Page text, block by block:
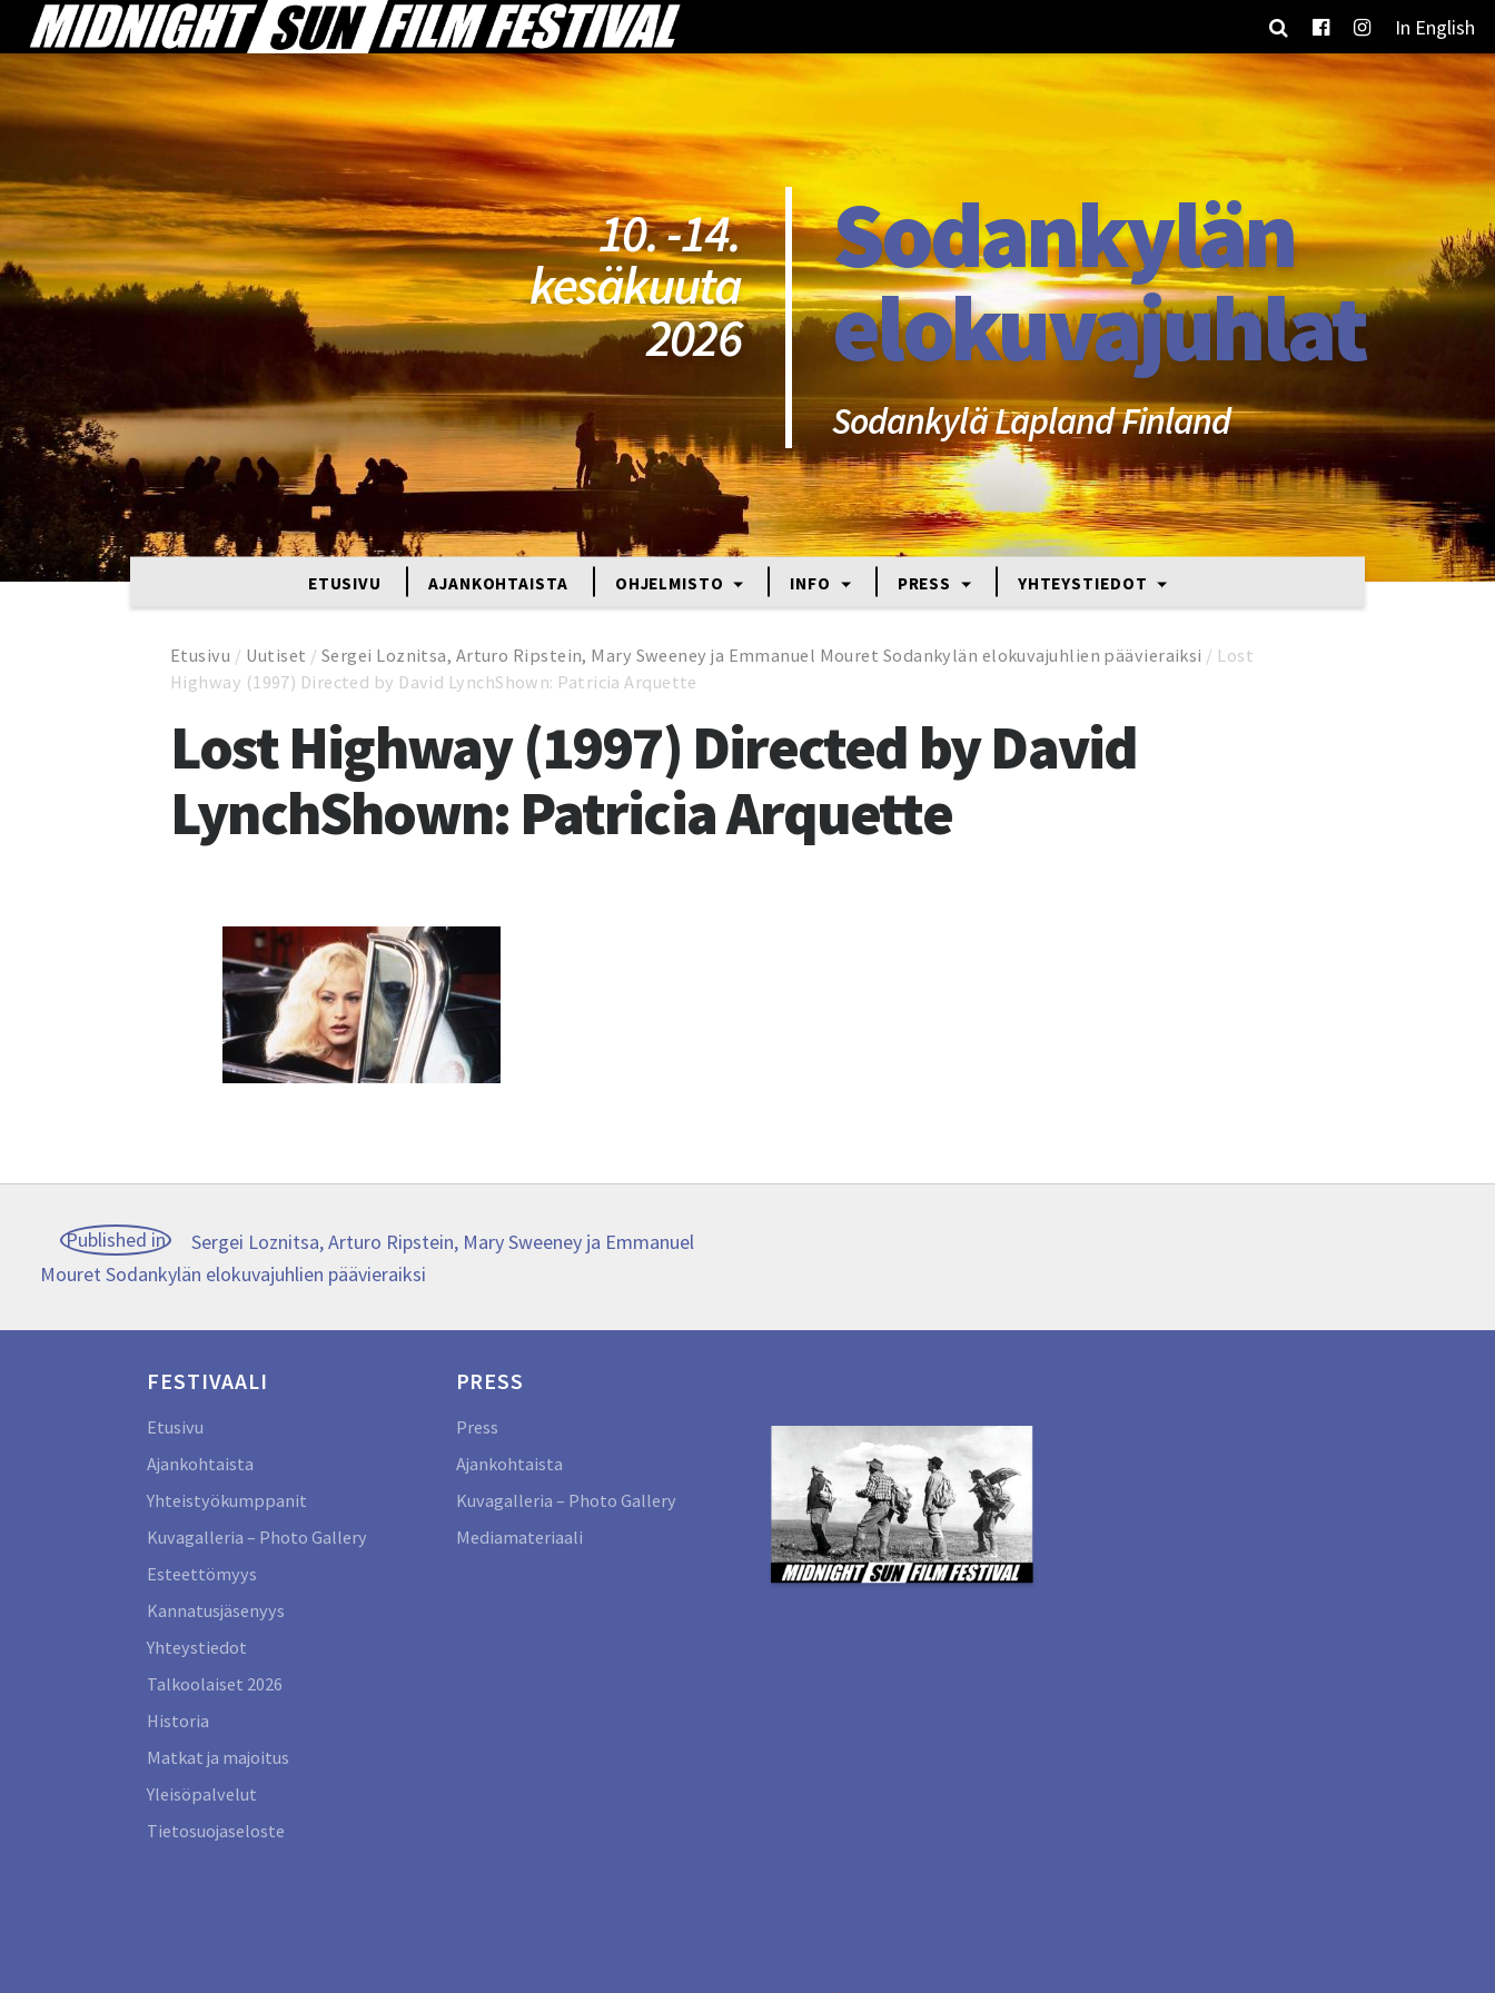
In English
10. -14.
kesäkuuta
2026
Sodankylän
elokuvajuhlat
Sodankylä Lapland Finland
ETUSIVU AJANKOHTAISTA OHJELMISTO INFO PRESS YHTEYSTIEDOT
Etusivu / Uutiset /Sergei Loznitsa, Arturo Ripstein, Mary Sweeney ja Emmanuel Mouret Sodankylän elokuvajuhlien päävieraiksi / Lost
Highway (1997) Directed by David LynchShown: Patricia Arquette
Lost Highway (1997) Directed by David
LynchShown: Patricia Arquette
Artikkelien
selaus
Published in
Sergei Loznitsa, Arturo Ripstein, Mary Sweeney ja Emmanuel
Mouret Sodankylän elokuvajuhlien päävieraiksi
FESTIVAALI
Etusivu
Ajankohtaista
Yhteistyökumppanit
Kuvagalleria – Photo Gallery
Esteettömyys
Kannatusjäsenyys
Yhteystiedot
Talkoolaiset 2026
Historia
Matkat ja majoitus
Yleisöpalvelut
Tietosuojaseloste
PRESS
Press
Ajankohtaista
Kuvagalleria – Photo Gallery
Mediamateriaali